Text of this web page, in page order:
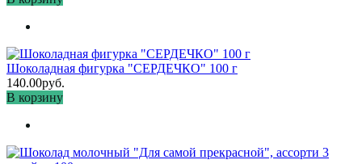
Шоколадная фигурка "СЕРДЕЧКО" 100 г
140.00руб.
В корзину